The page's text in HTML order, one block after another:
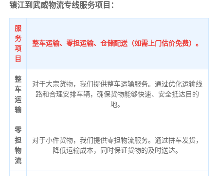
镇江到武威物流专线服务项目：
服
务
项
目
整车运输、零担运输、仓储配送（如需上门估价免费）。
整
车
运
输
对于大宗货物，我们提供整车运输服务。通过优化运输线
路和合理安排车辆，确保货物能够快速、安全抵达目的
地。
零
担
物
流
对于小件货物，我们提供零担物流服务。通过拼车发货，
降低运输成本，同时保证货物的及时送达。